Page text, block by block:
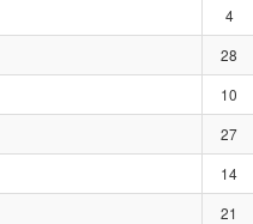
4
28
10
27
14
21